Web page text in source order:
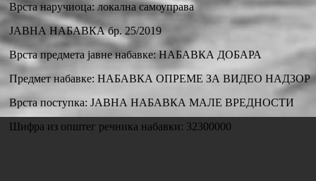
Врста наручиоца: локална самоуправа
ЈАВНА НАБАВКА бр. 25/2019
Врста предмета јавне набавке: НАБАВКА ДОБАРА
Предмет набавке: НАБАВКА ОПРЕМЕ ЗА ВИДЕО НАДЗОР
Врста поступка: ЈАВНА НАБАВКА МАЛЕ ВРЕДНОСТИ
Шифра из општег речника набавки: 32300000